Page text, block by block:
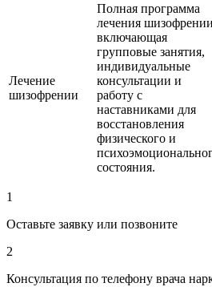
Лечение
шизофрении
Полная программа
лечения
включающая
групповые занятия,
индивидуальные
консультации и
работу с
наставниками для
восстановления
физического и
состояния.
1
Оставьте заявку или позвоните
2
Консультация по телефону врача